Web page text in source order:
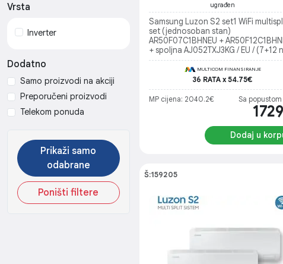
Vrsta
Inverter
Dodatno
Samo proizvodi na akciji
Preporučeni proizvodi
Telekom ponuda
Prikaži samo
odabrane
Poništi filtere
ugrađen
Samsung Luzon S2 set1 WiFi
set (jednosoban stan)
AR50F07C1BHNEU +
+ spoljna AJ052TXJ3KG / EU / (7+12
5.2kW) / Soba do 15 m2 i Dnevna do
MULTICOM FINANSIRANJE
36 RATA x 54.75€
MP cijena: 2040.2€ Sa popustom
1729
Dodaj u
Š:159205